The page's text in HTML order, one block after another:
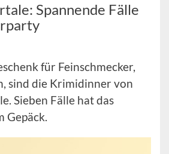
Spannende Fälle
für Feinschmecker,
sind die Krimidinner von
Sieben Fälle hat das
Gepäck.